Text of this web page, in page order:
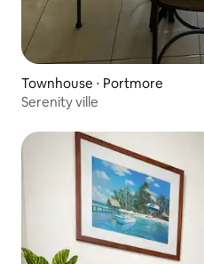
Townhouse ⋅ Portmore
Serenity ville